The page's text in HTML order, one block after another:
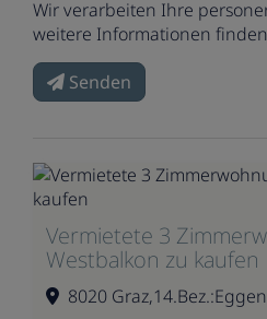
Wir verarbeiten Ihre
weitere Informationen
Senden
Vermietete 3
Westbalkon zu kaufen
8020